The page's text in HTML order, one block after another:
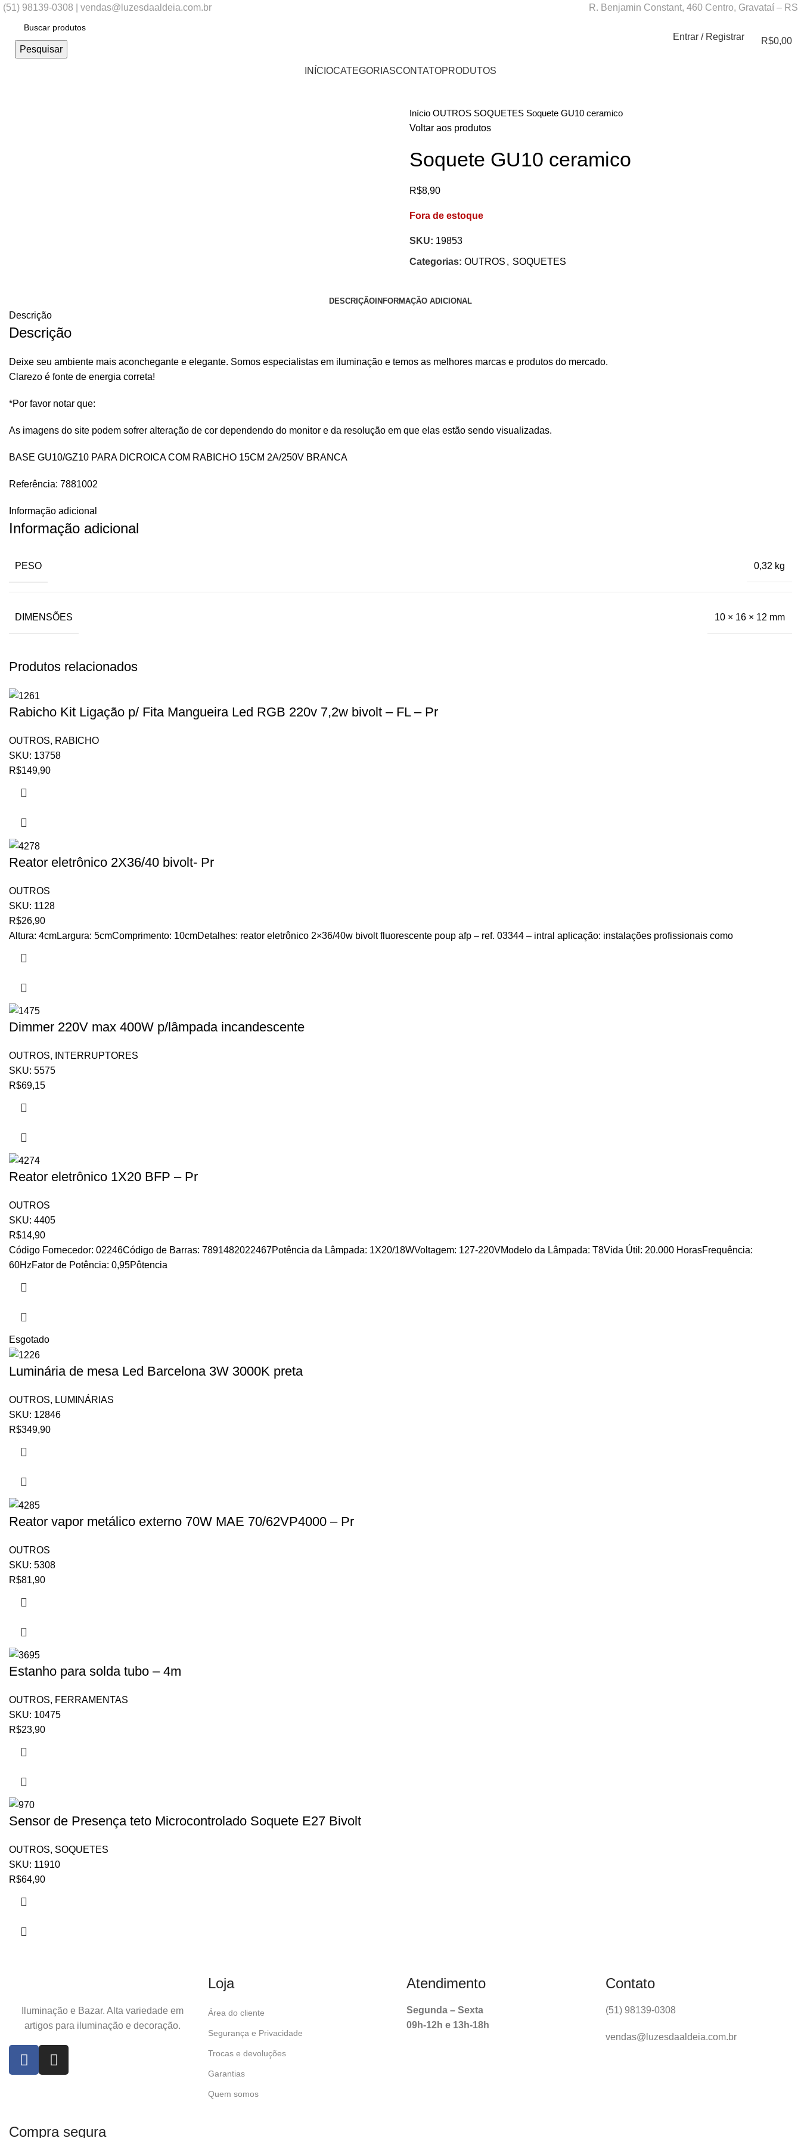
(51) 98139-0308 | vendas@luzesdaaldeia.com.br R. Benjamin Constant, 460 Centro, Gravataí – RS
Pesquisar
Entrar / Registrar R$0,00
INÍCIOCATEGORIASCONTATOPRODUTOS
Início OUTROS SOQUETES Soquete GU10 ceramico
Voltar aos produtos
Soquete GU10 ceramico
R$8,90
Fora de estoque
SKU: 19853
Categorias: OUTROS , SOQUETES
DESCRIÇÃO INFORMAÇÃO ADICIONAL
Descrição
Descrição
Deixe seu ambiente mais aconchegante e elegante. Somos especialistas em iluminação e temos as melhores marcas e produtos do mercado.
Clarezo é fonte de energia correta!
*Por favor notar que:
As imagens do site podem sofrer alteração de cor dependendo do monitor e da resolução em que elas estão sendo visualizadas.
BASE GU10/GZ10 PARA DICROICA COM RABICHO 15CM 2A/250V BRANCA
Referência: 7881002
Informação adicional
Informação adicional
PESO 0,32 kg
DIMENSÕES 10 × 16 × 12 mm
Produtos relacionados
Rabicho Kit Ligação p/ Fita Mangueira Led RGB 220v 7,2w bivolt – FL – Pr
OUTROS, RABICHO
SKU: 13758
R$149,90
Reator eletrônico 2X36/40 bivolt- Pr
OUTROS
SKU: 1128
R$26,90
Altura: 4cmLargura: 5cmComprimento: 10cmDetalhes: reator eletrônico 2×36/40w bivolt fluorescente poup afp – ref. 03344 – intral aplicação: instalações profissionais como
Dimmer 220V max 400W p/lâmpada incandescente
OUTROS,
INTERRUPTORES
SKU: 5575
R$69,15
Reator eletrônico 1X20 BFP – Pr
OUTROS
SKU: 4405
R$14,90
Código Fornecedor: 02246Código de Barras: 7891482022467Potência da Lâmpada: 1X20/18WVoltagem: 127-220VModelo da Lâmpada: T8Vida Útil: 20.000 HorasFrequência:
60HzFator de Potência: 0,95Pôtencia
Esgotado
Luminária de mesa Led Barcelona 3W 3000K preta
OUTROS, LUMINÁRIAS
SKU: 12846
R$349,90
Reator vapor metálico externo 70W MAE 70/62VP4000 – Pr
OUTROS
SKU: 5308
R$81,90
Estanho para solda tubo – 4m
OUTROS, FERRAMENTAS
SKU: 10475
R$23,90
Sensor de Presença teto Microcontrolado Soquete E27 Bivolt
OUTROS, SOQUETES
SKU: 11910
R$64,90
Iluminação e Bazar. Alta variedade em
artigos para iluminação e decoração.
Loja
Área do cliente
Segurança e Privacidade
Trocas e devoluções
Garantias
Quem somos
Atendimento
Segunda – Sexta
09h-12h e 13h-18h
Contato
(51) 98139-0308
vendas@luzesdaaldeia.com.br
Compra segura